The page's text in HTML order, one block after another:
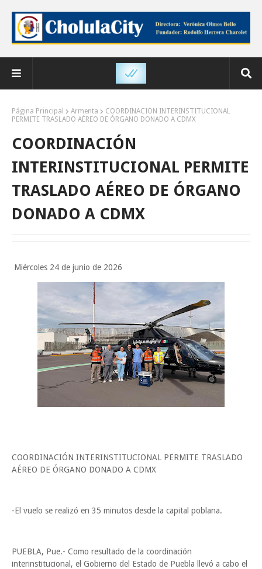
Página Principal Armenta
COORDINACIÓN INTERINSTITUCIONAL
PERMITE TRASLADO AÉREO DE ÓRGANO DONADO A CDMX
COORDINACIÓN
INTERINSTITUCIONAL PERMITE
TRASLADO AÉREO DE ÓRGANO
DONADO A CDMX
Miércoles 24 de junio de 2026
COORDINACIÓN INTERINSTITUCIONAL PERMITE TRASLADO
AÉREO DE ÓRGANO DONADO A CDMX
-El vuelo se realizó en 35 minutos desde la capital poblana.
PUEBLA, Pue.- Como resultado de la coordinación
interinstitucional, el Gobierno del Estado de Puebla llevó a cabo el